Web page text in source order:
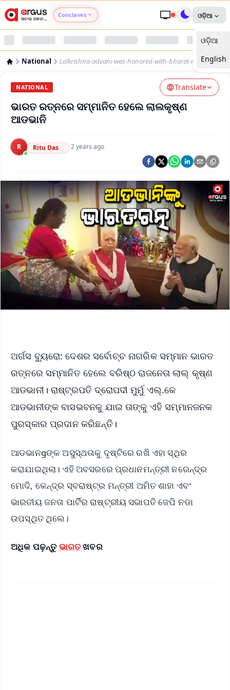
Conclaves
Argus Swaad Odisha
ଓଡ଼ିଆ
ଓଡ଼ିଆ
English
National Lalkrishna-advani-was-honored-with-bharat-ratna
NATIONAL Translate
ଭାରତ ରତ୍ନରେ ସମ୍ମାନିତ ହେଲେ ଲାଲକୃଷ୍ଣ
ଆଡଭାନି
R Ritu Das ·2 years ago
ଅର୍ଗସ ବ୍ୟୁରୋ: ଦେଶର ସର୍ବୋଚ୍ଚ ନାଗରିକ ସମ୍ମାନ ଭାରତ
ରତ୍ନରେ ସମ୍ମାନିତ ହେଲେ ବରିଷ୍ଠ ରାଜନେତା ଲାଲ୍‌ କୃଷ୍ଣ
ଆଡଭାନୀ। ରାଷ୍ଟ୍ରପତି ଦ୍ରୋପଦୀ ମୁର୍ମୁ ଏଲ୍‌.କେ
ଆଡଭାନୀଙ୍କ ବାସଭବନକୁ ଯାଇ ତାଙ୍କୁ ଏହି ସମ୍ମାନଜନକ
ପୁରସ୍କାର ପ୍ରଦାନ କରିଛନ୍ତି।
ଆଡଭାନgଙ୍କ ଅସୁସ୍ଥତାକୁ ଦୃଷ୍ଟିରେ ରଖି ଏହା ସ୍ଥିର
କରାଯାଇଥିଲା। ଏହି ଅବସରରେ ପ୍ରଧାନମନ୍ତ୍ରୀ ନରେନ୍ଦ୍ର
ମୋଦି, କେନ୍ଦ୍ର ସ୍ବରାଷ୍ଟ୍ର ମନ୍ତ୍ରୀ ଅମିତ ଶାହା ଏବଂ
ଭାରତୀୟ ଜନତା ପାର୍ଟିର ରାଷ୍ଟ୍ରୀୟ ସଭାପତି ଜେପି ନଡା
ଉପସ୍ଥିତ ଥିଲେ।
ଅଧିକ ପଢ଼ନ୍ତୁ ଭାରତଖବର